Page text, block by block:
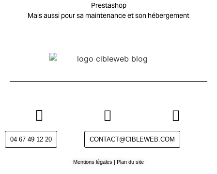
Prestashop
Mais aussi pour sa maintenance et son hébergement
04 67 49 12 20 CONTACT@CIBLEWEB.COM
Mentions légales | Plan du site